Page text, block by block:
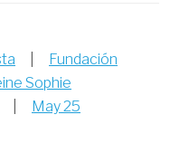
Fundación
Sophie
May 25